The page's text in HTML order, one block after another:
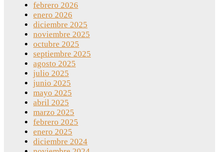
febrero 2026
enero 2026
diciembre 2025
noviembre 2025
octubre 2025
septiembre 2025
agosto 2025
julio 2025
junio 2025
mayo 2025
abril 2025
marzo 2025
febrero 2025
enero 2025
diciembre 2024